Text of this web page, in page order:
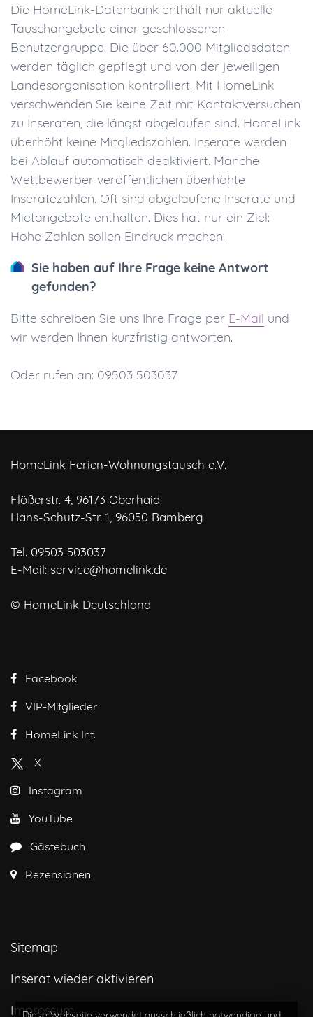
Die HomeLink-Datenbank enthält nur aktuelle
Tauschangebote einer geschlossenen
Benutzergruppe. Die über 60.000 Mitgliedsdaten
werden täglich gepflegt und von der jeweiligen
Landesorganisation kontrolliert. Mit HomeLink
verschwenden Sie keine Zeit mit Kontaktversuchen
zu Inseraten, die längst abgelaufen sind. HomeLink
überhöht keine Mitgliedszahlen. Inserate werden
bei Ablauf automatisch deaktiviert. Manche
Wettbewerber veröffentlichen überhöhte
Inseratezahlen. Oft sind abgelaufene Inserate und
Mietangebote enthalten. Dies hat nur ein Ziel:
Hohe Zahlen sollen Eindruck machen.
Sie haben auf Ihre Frage keine Antwort
gefunden?
Bitte schreiben Sie uns Ihre Frage per E-Mail und
wir werden Ihnen kurzfristig antworten.
Oder rufen an: 09503 503037
HomeLink Ferien-Wohnungstausch e.V.
Flößerstr. 4, 96173 Oberhaid
Hans-Schütz-Str. 1, 96050 Bamberg
Tel. 09503 503037
E-Mail: service@homelink.de
© HomeLink Deutschland
Facebook
VIP-Mitglieder
HomeLink Int.
X
Instagram
YouTube
Gästebuch
Rezensionen
Sitemap
Inserat wieder aktivieren
Impressum